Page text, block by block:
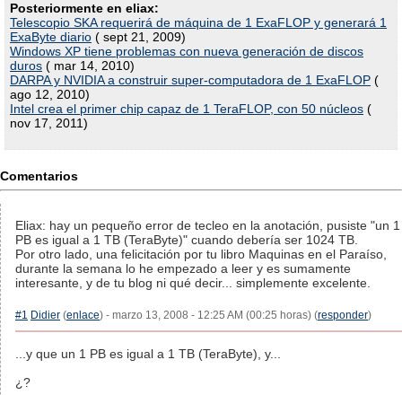
Posteriormente en eliax:
Telescopio SKA requerirá de máquina de 1 ExaFLOP y generará 1
ExaByte diario ( sept 21, 2009)
Windows XP tiene problemas con nueva generación de discos
duros ( mar 14, 2010)
DARPA y NVIDIA a construir super-computadora de 1 ExaFLOP (
ago 12, 2010)
Intel crea el primer chip capaz de 1 TeraFLOP, con 50 núcleos (
nov 17, 2011)
Comentarios
Eliax: hay un pequeño error de tecleo en la anotación, pusiste "un 1
PB es igual a 1 TB (TeraByte)" cuando debería ser 1024 TB.
Por otro lado, una felicitación por tu libro Maquinas en el Paraíso,
durante la semana lo he empezado a leer y es sumamente
interesante, y de tu blog ni qué decir... simplemente excelente.
#1 Didier (enlace) - marzo 13, 2008 - 12:25 AM (00:25 horas) (responder)
...y que un 1 PB es igual a 1 TB (TeraByte), y...
¿?